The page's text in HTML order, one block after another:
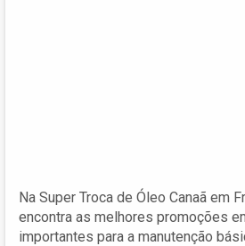
Na Super Troca de Óleo Canaã em
encontra as melhores promoções
importantes para a manutenção